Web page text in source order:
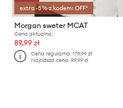
extra -5% z kodem: OFF*
Morgan sweter MCAT
Cena aktualna:
89,99 zł
Cena regularna:179,99 zł
Najniższa cena:99,99 zł